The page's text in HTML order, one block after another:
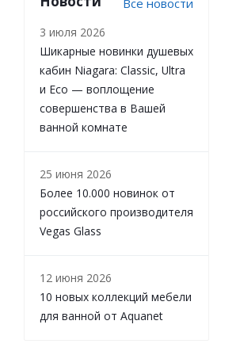
Velvex (97
Vigo (160)
Villeroy & Boch (313)
Vincea (210)
VitrA (23)
Vod-Ok (279
АВН (6)
СанТа (451
Эстет (51)
AltroBagno (23)
Alvaro Banos (
Inova (28)
Marco Visconi (5)
Owl 1975 (159)
Все новости
3 июля 2026
Шикарные новинки душевых
кабин Niagara: Classic, Ultra
и Eco — воплощение
совершенства в Вашей
ванной комнате
25 июня 2026
Более 10.000 новинок от
российского производителя
Vegas Glass
12 июня 2026
10 новых коллекций мебели
для ванной от Aquanet